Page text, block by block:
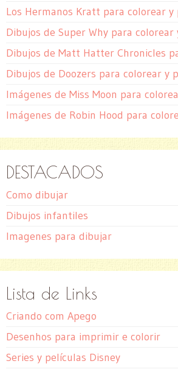
Los Hermanos Kratt para colorear
Dibujos de Super Why para
Dibujos de Matt Hatter Chronicles
Dibujos de Doozers para colorear y
Imágenes de Miss Moon para
Imágenes de Robin Hood para
DESTACADOS
Como dibujar
Dibujos infantiles
Imagenes para dibujar
Lista de Links
Criando com Apego
Desenhos para imprimir e colorir
Series y películas Disney